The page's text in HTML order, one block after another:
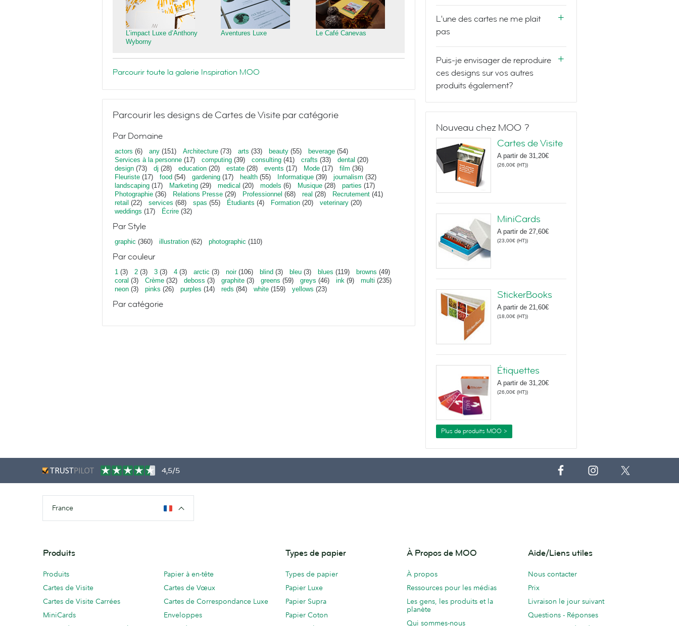
L’impact Luxe d’Anthony
Wyborny
Aventures Luxe Le Café Canevas
Parcourir toute la galerie Inspiration MOO
Parcourir les designs de Cartes de Visite par catégorie
Par Domaine
actors (6) any (151) Architecture (73) arts (33) beauty (55) beverage (54)
Services à la personne (17) computing (39) consulting (41) crafts (33) dental (20)
design (73) dj (28) education (20) estate (28) events (17) Mode (17) film (36)
Fleuriste (17) food (54) gardening (17) health (55) Informatique (39) journalism (32)
landscaping (17) Marketing (29) medical (20) models (6) Musique (28) parties (17)
Photographie (36) Relations Presse (29) Professionnel (68) real (28) Recrutement (41)
retail (22) services (68) spas (55) Étudiants (4) Formation (20) veterinary (20)
weddings (17) Écrire (32)
Par Style
graphic (360) illustration (62) photographic (110)
Par couleur
1 (3) 2 (3) 3 (3) 4 (3) arctic (3) noir(106) blind (3) bleu (3) blues (119) browns (49)
coral (3) Crème (32) deboss (3) graphite (3) greens (59) greys (46) ink (9) multi (235)
neon (3) pinks (26) purples (14) reds (84) white (159) yellows (23)
Par catégorie
L'une des cartes ne me plait
pas
Puis-je envisager de reproduire
ces designs sur vos autres
produits également?
Nouveau chez MOO ?
Cartes de Visite
A partir de 31,20€
(26,00€ (HT))
MiniCards
A partir de 27,60€
(23,00€ (HT))
StickerBooks
A partir de 21,60€
(18,00€ (HT))
Étiquettes
A partir de 31,20€
(26,00€ (HT))
Plus de produits MOO >
4,5/5
France
Produits
Produits
Cartes de Visite
Cartes de Visite Carrées
MiniCards
Papier à en-tête
Cartes de Vœux
Cartes de Correspondance Luxe
Enveloppes
Types de papier
Types de papier
Papier Luxe
Papier Supra
Papier Coton
À Propos de MOO
À propos
Ressources pour les médias
Les gens, les produits et la
planète
Qui sommes-nous
Aide/Liens utiles
Nous contacter
Prix
Livraison le jour suivant
Questions - Réponses